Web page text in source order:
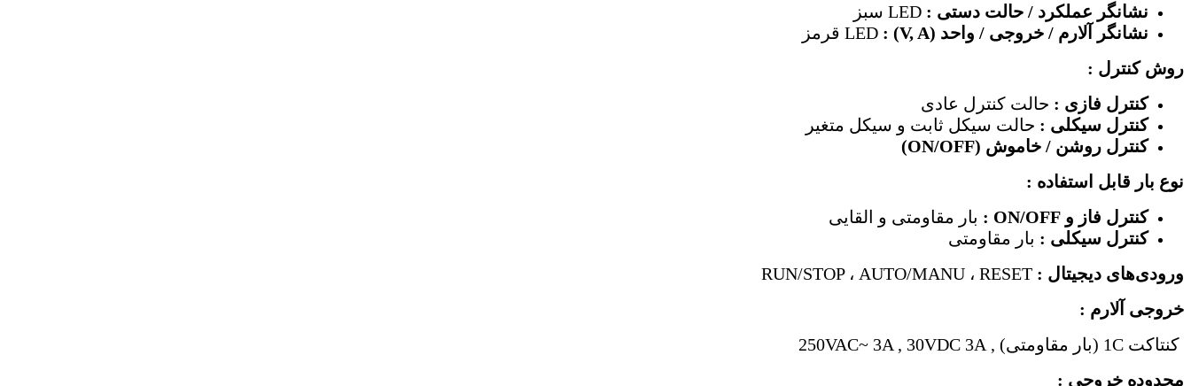
نشانگر عملکرد / حالت دستی : LED سبز
نشانگر آلارم / خروجی / واحد (V, A)
:
روش کنترل :
کنترل فاز ی : حالت کنترل عادی
کنترل سیکلی : حالت سیکل ثابت و سیکل متغیر
کنترل روشن / خاموش (ON/OFF
)
نوع بار قابل استفاده :
کنترل فاز و ON/OFF
: بار مقاومتی و القایی
کنترل سیکلی : بار مقاومتی
ورودی‌های دیجیتال :
خروجی آلارم :
کنتاکت 1C (بار مقاومتی) , 250VAC~ 3A , 30VDC 3A
محدوده خروجی :